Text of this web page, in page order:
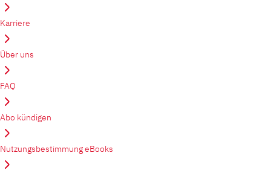
Karriere
Über uns
FAQ
Abo kündigen
Nutzungsbestimmung eBooks